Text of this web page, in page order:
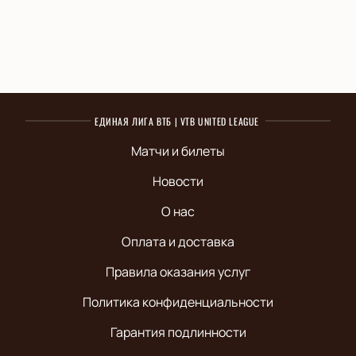
ЕДИНАЯ ЛИГА ВТБ | VTB UNITED LEAGUE
Матчи и билеты
Новости
О нас
Оплата и доставка
Правила оказания услуг
Политика конфиденциальности
Гарантия подлинности